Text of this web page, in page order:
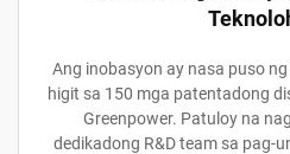
Ang inobasyon ay nasa puso
higit sa 150 mga patentadong
Greenpower. Patuloy na
dedikadong R&D team sa pag-